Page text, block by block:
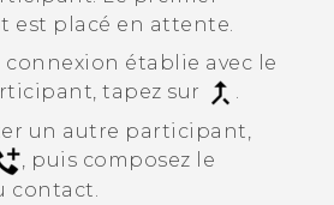
est placé en attente.
connexion établie avec le
tapez sur
un autre participant,
, puis composez le
contact.